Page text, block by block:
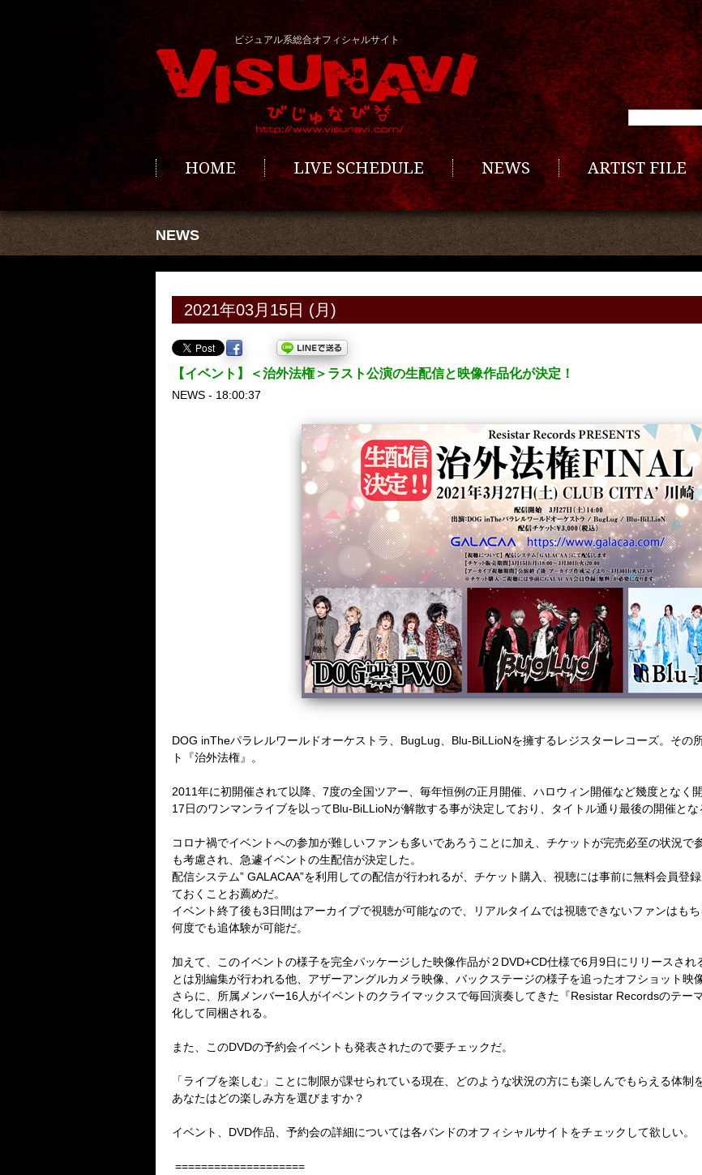
ビジュアル系総合オフィシャルサイト
HOME LIVE SCHEDULE NEWS ARTIST FILE
NEWS
2021年03月15日 (月)
【イベント】＜治外法権＞ラスト公演の生配信と映像作品化が決定！
NEWS - 18:00:37
DOG inTheパラレルワールドオーケストラ、 BugLug Blu-BiLLioNを擁するレジスターレコーズ。その
ト『治外法権』。
2011年に初開催されて以降、 7度の全国ツアー、毎年恒例の正月開催、ハロウィン開催など幾度となく
17日のワンマンライブを以ってBlu-BiLLioNが解散する事が決定しており、タイトル通り最後の開催とな
コロナ禍でイベントへの参加が難しいファンも多いであろうことに加え、チケットが完売必至の状況で
も考慮され、急遽イベントの生配信が決定した。
配信システム” GALACAA”を利用しての配信が行われるが、チケット購入、視聴には事前に無料会員登
ておくことお薦めだ。
イベント終了後も3日間はアーカイブで視聴が可能なので、リアルタイムでは視聴できないファンはも
何度でも追体験が可能だ。
加えて、このイベントの様子を完全パッケージした映像作品が２ DVD+CD仕様で6月9日にリリースされ
とは別編集が行われる他、アザーアングルカメラ映像、バックステージの様子を追ったオフショット映
さらに、所属メンバー16人がイベントのクライマックスで毎回演奏してきた『Resistar Recordsのテー
化して同梱される。
また、このDVDの予約会イベントも発表されたので要チェックだ。
「ライブを楽しむ」ことに制限が課せられている現在、どのような状況の方にも楽しんでもらえる体制
あなたはどの楽しみ方を選びますか？
イベント、 DVD作品、予約会の詳細については各バンドのオフィシャルサイトをチェックして欲しい。
====================